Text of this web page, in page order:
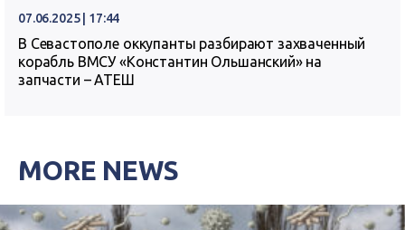
07.06.2025 | 17:44
В Севастополе оккупанты разбирают захваченный
корабль ВМСУ «Константин Ольшанский» на
запчасти – АТЕШ
MORE NEWS